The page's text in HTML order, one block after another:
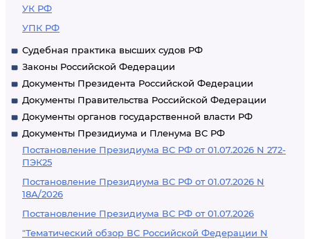
УК РФ
УПК РФ
Судебная практика высших судов РФ
Законы Российской Федерации
Документы Президента Российской Федерации
Документы Правительства Российской Федерации
Документы органов государственной власти РФ
Документы Президиума и Пленума ВС РФ
Постановление Президиума ВС РФ от 01.07.2026 N 272-
ПЭК25
Постановление Президиума ВС РФ от 01.07.2026 N
18А/2026
Постановление Президиума ВС РФ от 01.07.2026
"Тематический обзор ВС Российской Федерации N